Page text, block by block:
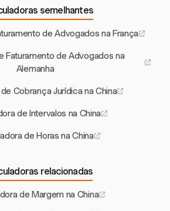
semelhantes
de Advogados na França
Faturamento de Advogados na
Alemanha
Cobrança Jurídica na China
de Intervalos na China
de Horas na China
relacionadas
de Margem na China